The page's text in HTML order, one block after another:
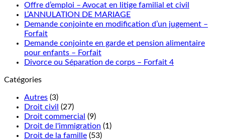
Offre d’emploi – Avocat en litige familial et civil
L’ANNULATION DE MARIAGE
Demande conjointe en modification d’un jugement –
Forfait
Demande conjointe en garde et pension alimentaire
pour enfants – Forfait
Divorce ou Séparation de corps – Forfait 4
Catégories
Autres (3)
Droit civil (27)
Droit commercial (9)
Droit de l'immigration (1)
Droit de la famille (53)